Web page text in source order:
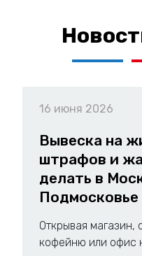
16 июня 2026
Вывеска на
штрафов и
делать в
Подмосковье
Открывая магазин,
кофейню или офис